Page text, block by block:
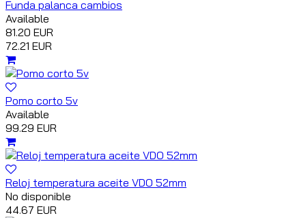
Funda palanca cambios
Available
81.20 EUR
72.21 EUR
Pomo corto 5v
Available
99.29 EUR
Reloj temperatura aceite VDO 52mm
No disponible
44.67 EUR